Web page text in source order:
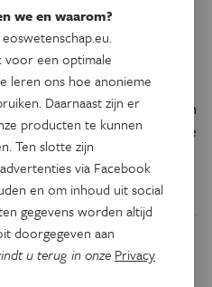
kan via de
moeder
aan zwangere vrouwen
tegen de ziekte. Niet alleen in
waar de bacterie
binnenkomt.
Verweire
we en waarom?
voor een optimale
leren ons hoe anonieme
Daarnaast zijn er
producten te kunnen
Ten slotte zijn
via Facebook
en om inhoud uit social
gegevens worden altijd
doorgegeven aan
u terug in onze Privacy